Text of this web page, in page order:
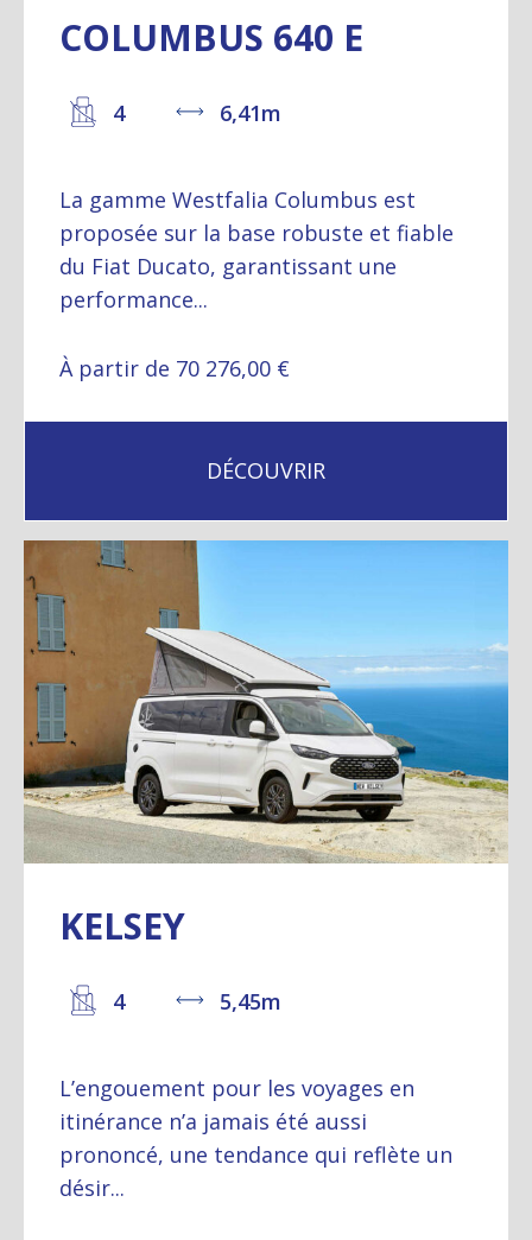
COLUMBUS 640 E
4 6,41m
La gamme Westfalia Columbus est
proposée sur la base robuste et fiable
du Fiat Ducato, garantissant une
performance...
À partir de 70 276,00 €
DÉCOUVRIR
KELSEY
4 5,45m
L’engouement pour les voyages en
itinérance n’a jamais été aussi
prononcé, une tendance qui reflète un
désir...